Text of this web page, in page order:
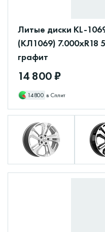
Литые диски KL-
(КЛ1069) 7.000xR18
графит
14 800 ₽
14800 в Сплит